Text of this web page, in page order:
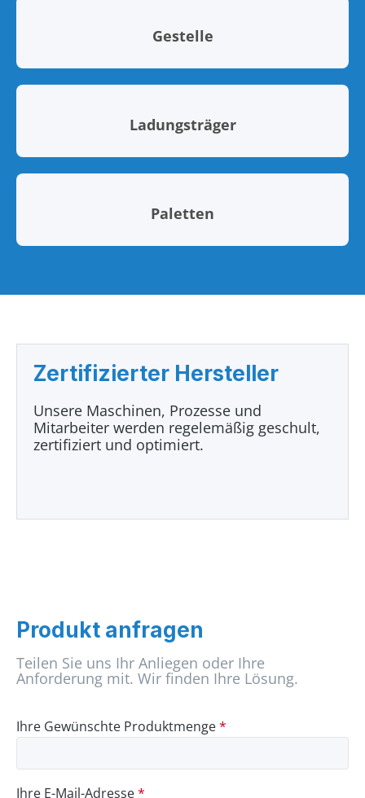
Gestelle
Ladungsträger
Paletten
Zertifizierter Hersteller
Unsere Maschinen, Prozesse und
Mitarbeiter werden regelemäßig geschult,
zertifiziert und optimiert.
Produkt anfragen
Teilen Sie uns Ihr Anliegen oder Ihre
Anforderung mit. Wir finden Ihre Lösung.
Ihre Gewünschte Produktmenge*
Ihre E-Mail-Adresse*